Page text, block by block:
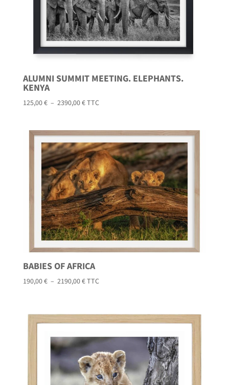
ALUMNI SUMMIT MEETING. ELEPHANTS.
KENYA
125,00€ – 2390,00€Plage
125,00 €
à
2390,00 €
TTC
BABIES OF AFRICA
190,00€ – 2190,00€Plage
190,00 €
2190,00 €
TTC